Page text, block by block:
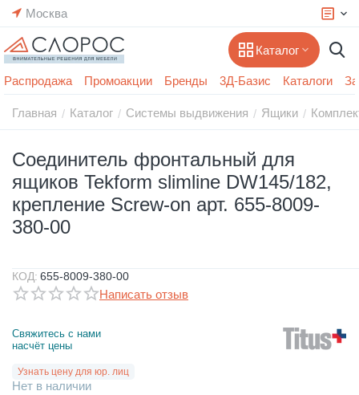
Москва
Каталог
Распродажа Промоакции Бренды 3Д-Базис Каталоги
Главная / Каталог / Системы выдвижения / Ящики /
Соединитель фронтальный для
ящиков Tekform slimline DW145/182,
крепление Screw-on арт. 655-8009-
380-00
КОД: 655-8009-380-00
Написать отзыв
Свяжитесь с нами
насчёт цены
Узнать цену для юр. лиц
Нет в наличии